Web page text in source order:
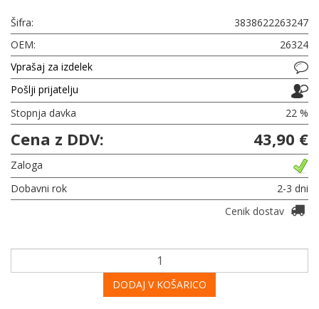
Šifra:
3838622263247
OEM:
26324
Vprašaj za izdelek
Pošlji prijatelju
Stopnja davka
22 %
Cena z DDV: 43,90 €
Zaloga
Dobavni rok
2-3 dni
Cenik dostav
DODAJ V KOŠARICO